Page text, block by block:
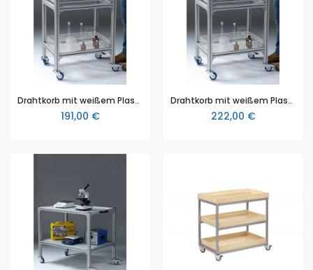
Drahtkorb mit weißem Plastiküberzug, Korbgröße 60 x 40 cm, Korbhöhe 11 cm, für Transportwagen 107001019354
191,00 €
Drahtkorb mit weißem Plastiküberzug, Korbgröße 60 x 40 cm, Korbhöhe 26 cm, für Transportwagen 107001019354
222,00 €